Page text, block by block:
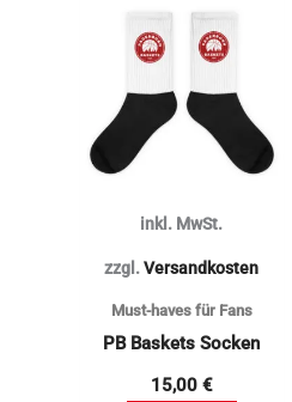
inkl. MwSt.
zzgl.Versandkosten
Must-haves für Fans
PB Baskets Socken
15,00 €
Produkt
weist
mehrere
Varianten
auf.
Optionen
können